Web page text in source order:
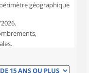
géographique